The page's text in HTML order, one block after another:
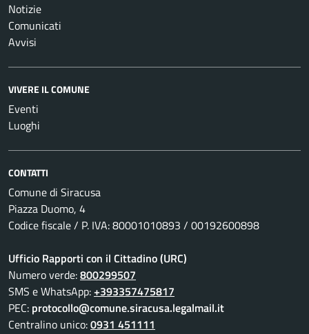
Notizie
Comunicati
Avvisi
VIVERE IL COMUNE
Eventi
Luoghi
CONTATTI
Comune di Siracusa
Piazza Duomo, 4
Codice fiscale / P. IVA: 80001010893 / 00192600898
Ufficio Rapporti con il Cittadino (URC)
Numero verde:800299507
SMS e WhatsApp:+393357475817
PEC: protocollo@comune.siracusa.legalmail.it
Centralino unico:0931 451111